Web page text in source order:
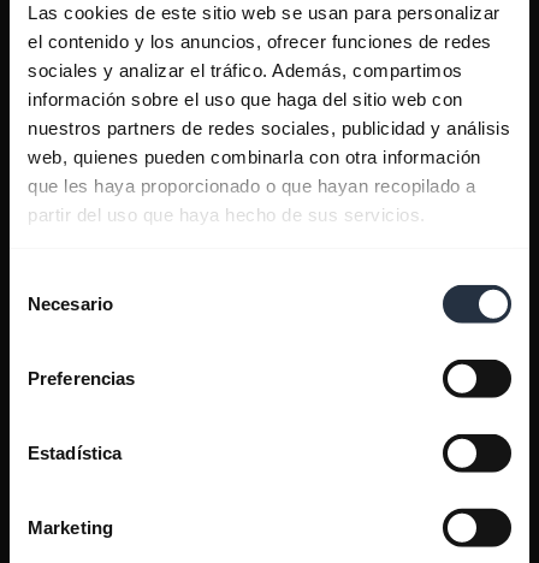
Las cookies de este sitio web se usan para personalizar
el contenido y los anuncios, ofrecer funciones de redes
sociales y analizar el tráfico. Además, compartimos
información sobre el uso que haga del sitio web con
nuestros partners de redes sociales, publicidad y análisis
web, quienes pueden combinarla con otra información
que les haya proporcionado o que hayan recopilado a
partir del uso que haya hecho de sus servicios.
Necesario
Preferencias
Estadística
Marketing